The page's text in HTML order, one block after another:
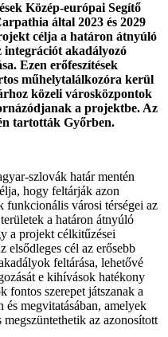
Közép-európai Segítő
által 2023 és 2029
célja a határon átnyúló
integrációt akadályozó
Ezen erőfeszítések
műhelytalálkozóra kerül
közeli városközpontok
a projektbe. Az
tartották Győrben.
szlovák határ mentén
hogy feltárják azon
funkcionális városi térségei az
a határon átnyúló
a projekt célkitűzései
elsődleges cél az erősebb
feltárása, lehetővé
e kihívások hatékony
fontos szerepet játszanak a
és megvitatásában, amelyek
az azonosított